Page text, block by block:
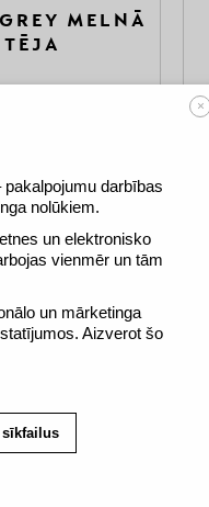
×
darbības
nolūkiem.
un elektronisko
vienmēr un tām
un mārketinga
Aizverot šo
sīkfailus
MELNĀ
TĒJA